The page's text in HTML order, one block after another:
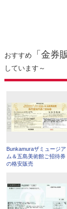
おすすめ 「金券
しています～
Bunkamuraザミュージア
ム＆五島美術館ご招待券
の格安販売